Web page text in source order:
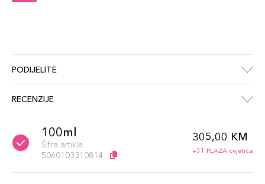
PODIJELITE
RECENZIJE
100ml
Šifra artikla
5060103310814
305,00 KM
+31 PLAZA cvjetića